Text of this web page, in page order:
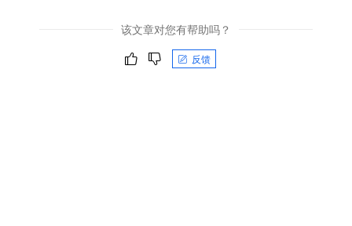
该文章对您有帮助吗？
反馈